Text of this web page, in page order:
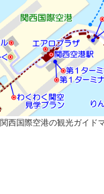
関西国際空港の観光ガイド